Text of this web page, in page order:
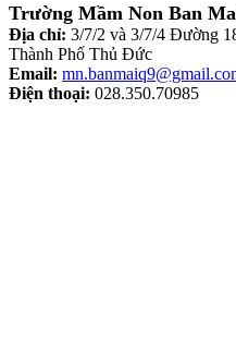
Trường Mầm Non Ban
Địa chỉ: 3/7/2 và 3/7/4 Đường
Thành Phố Thủ Đức
Email:
Điện thoại: 028.350.70985